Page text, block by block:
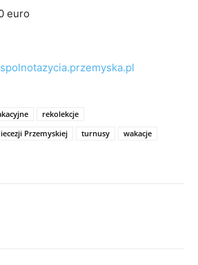
euro
rekolekcje
Przemyskiej
turnusy
wakacje